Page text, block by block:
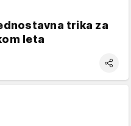
trika za
leta